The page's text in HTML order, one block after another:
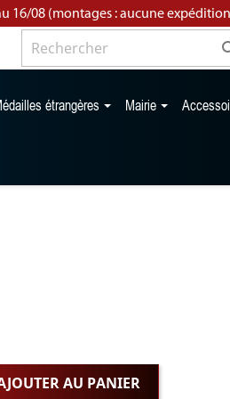
16/08 (montages : aucune
étrangères Mairie
AU PANIER